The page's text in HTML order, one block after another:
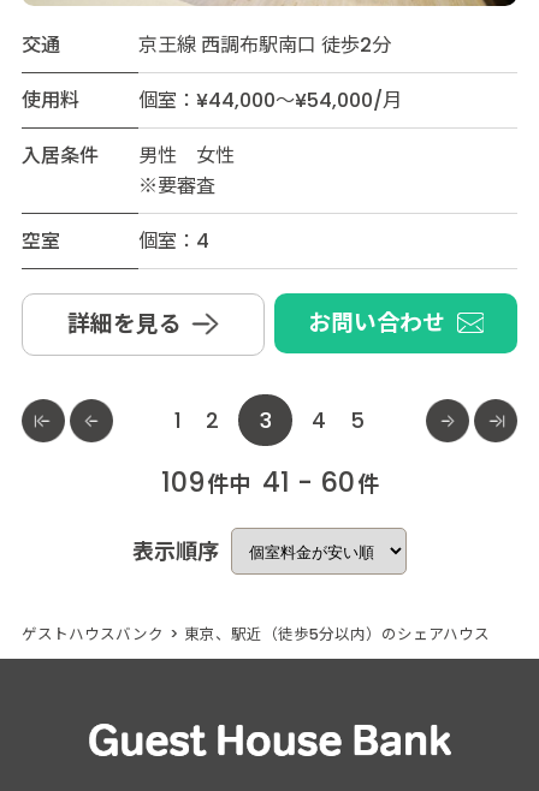
交通
京王線 西調布駅南口 徒歩2分
使用料
個室：¥44,000～¥54,000/月
入居条件
男性 女性
※要審査
空室
個室：4
詳細を見る お問い合わせ
1 2 3 4 5
109件中 41 - 60件
表示順序
ゲストハウスバンク > 東京、駅近（徒歩5分以内）のシェアハウス